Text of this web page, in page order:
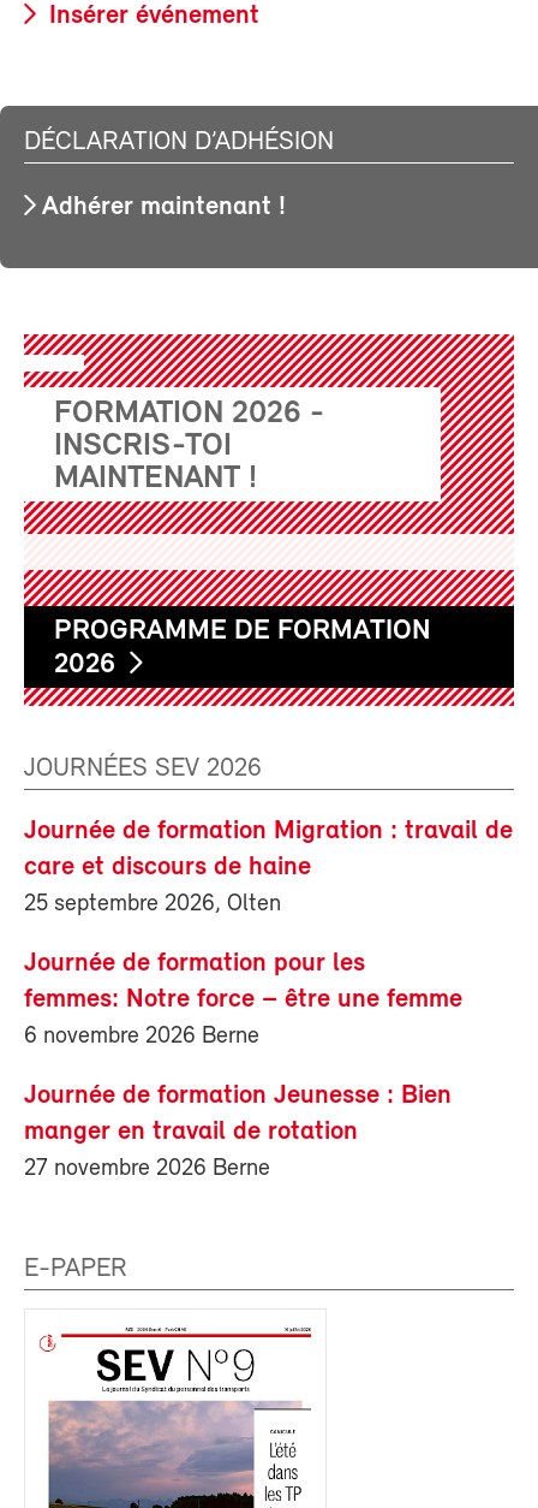
Insérer événement
DÉCLARATION D’ADHÉSION
Adhérer maintenant !
FORMATION 2026 -
INSCRIS-TOI
MAINTENANT !
PROGRAMME DE FORMATION
2026
JOURNÉES SEV 2026
Journée de formation Migration : travail de
care et discours de haine
25 septembre 2026, Olten
Journée de formation pour les
femmes: Notre force – être une femme
6 novembre 2026 Berne
Journée de formation Jeunesse : Bien
manger en travail de rotation
27 novembre 2026 Berne
E-PAPER